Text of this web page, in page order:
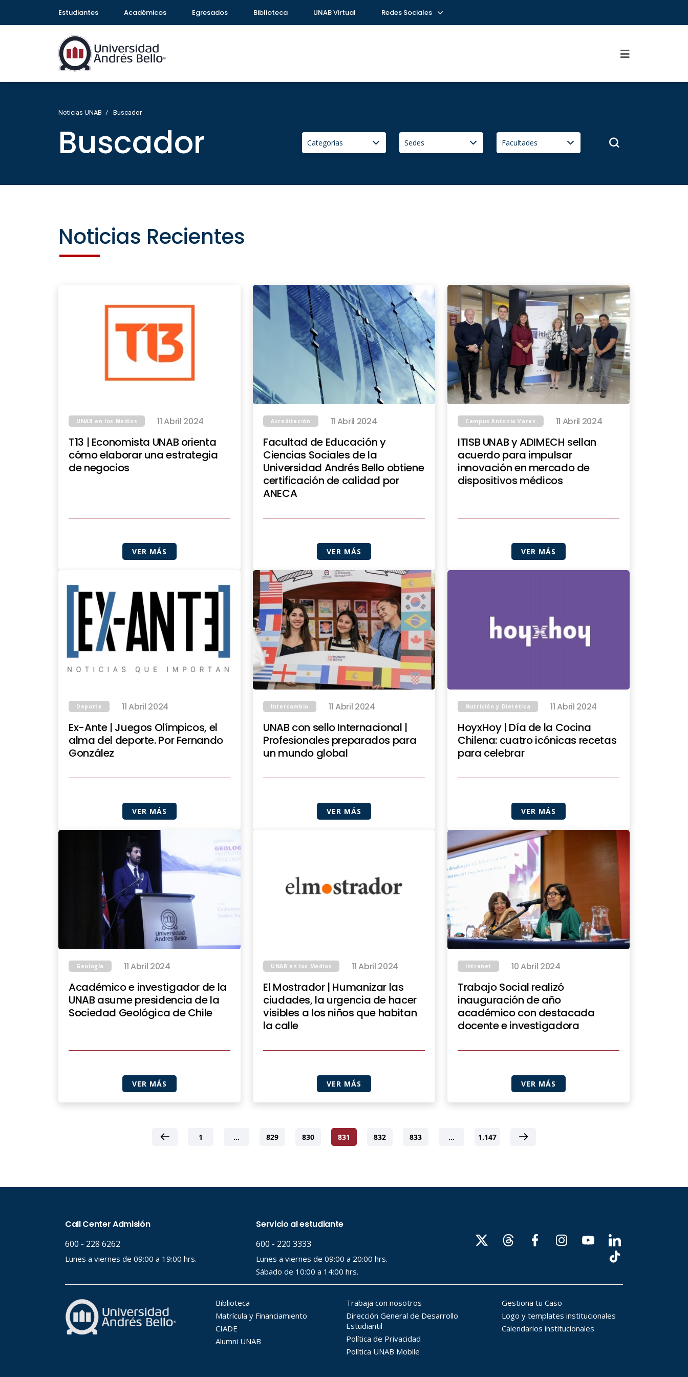
Estudiantes Académicos Egresados Biblioteca UNAB Virtual Redes Sociales
Noticias UNAB Buscador
Buscador
Noticias Recientes
UNAB en los Medios 11 Abril 2024
T13 | Economista UNAB orienta
cómo elaborar una estrategia
de negocios
VER MÁS
Acreditación 11 Abril 2024
Facultad de Educación y
Ciencias Sociales de la
Universidad Andrés Bello obtiene
certificación de calidad por
ANECA
VER MÁS
Campus Antonio Varas 11 Abril 2024
ITISB UNAB y ADIMECH sellan
acuerdo para impulsar
innovación en mercado de
dispositivos médicos
VER MÁS
Deporte 11 Abril 2024
Ex-Ante | Juegos Olímpicos, el
alma del deporte. Por Fernando
González
VER MÁS
Intercambio 11 Abril 2024
UNAB con sello Internacional |
Profesionales preparados para
un mundo global
VER MÁS
Nutrición y Dietética 11 Abril 2024
HoyxHoy | Día de la Cocina
Chilena: cuatro icónicas recetas
para celebrar
VER MÁS
Geología 11 Abril 2024
Académico e investigador de la
UNAB asume presidencia de la
Sociedad Geológica de Chile
VER MÁS
UNAB en los Medios 11 Abril 2024
El Mostrador | Humanizar las
ciudades, la urgencia de hacer
visibles a los niños que habitan
la calle
VER MÁS
Intranet 10 Abril 2024
Trabajo Social realizó
inauguración de año
académico con destacada
docente e investigadora
VER MÁS
1 … 829 830 831 832 833 … 1.147